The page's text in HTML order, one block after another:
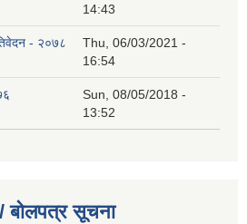
14:43
- २०७८
Thu, 06/03/2021 -
16:54
Sun, 08/05/2018 -
13:52
बोलपत्र सूचना